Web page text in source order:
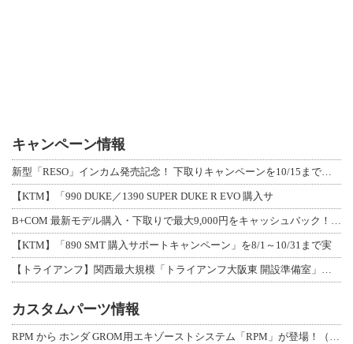
キャンペーン情報
新型「RESO」インカム発売記念！ 下取りキャンペーンを10/15まで延長して開
【KTM】「990 DUKE／1390 SUPER DUKE R EVO 購入サ
B+COM 最新モデル購入・下取りで最大9,000円をキャッシュバック！「B+F
【KTM】「890 SMT 購入サポートキャンペーン」を8/1～10/31まで実
【トライアンフ】関西最大規模「トライアンフ大阪東 開設準備室」がオープン！ 限定
カスタムパーツ情報
RPM から ホンダ GROM用エキゾーストシステム「RPM」が登場！（動画あり